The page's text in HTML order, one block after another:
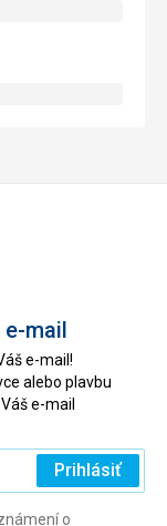
mail
e-mail!
alebo plavbu
e-mail
Prihlásiť
o